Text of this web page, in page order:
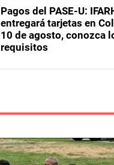
Pagos del PASE-U:
entregará tarjetas en
10 de agosto, conozca
requisitos